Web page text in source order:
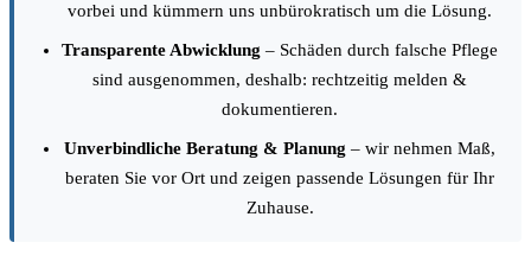
vorbei und kümmern uns unbürokratisch um die Lösung.
Transparente Abwicklung – Schäden durch falsche Pflege
sind ausgenommen, deshalb: rechtzeitig melden &
dokumentieren.
Unverbindliche Beratung & Planung – wir nehmen Maß,
beraten Sie vor Ort und zeigen passende Lösungen für Ihr
Zuhause.